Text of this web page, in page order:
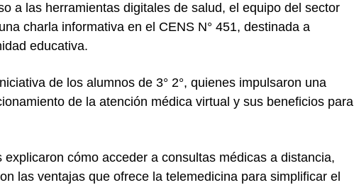
a las herramientas digitales de salud, el equipo del sector
charla informativa en el CENS N° 451, destinada a
educativa.
de los alumnos de 3° 2°, quienes impulsaron una
de la atención médica virtual y sus beneficios para
cómo acceder a consultas médicas a distancia,
las ventajas que ofrece la telemedicina para simplificar el